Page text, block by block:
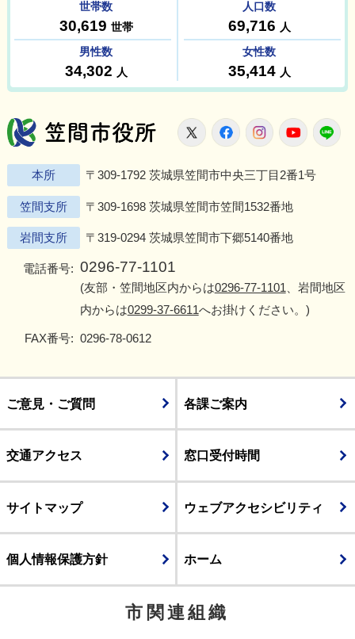
笠間市役所
X FacebookInstagram
本所 〒309-1792 茨城県笠間市中央三丁目2番1号
笠間支所 〒309-1698 茨城県笠間市笠間1532番地
岩間支所 〒319-0294 茨城県笠間市下郷5140番地
電話番号: 0296-77-1101
(友部・笠間地区内からは0296-77-1101 、岩間地区
内からは0299-37-6611へお掛けください。)
FAX番号: 0296-78-0612
ご意見・ご質問 各課ご案内
交通アクセス 窓口受付時間
サイトマップ ウェブアクセシビリティ
個人情報保護方針 ホーム
市関連組織